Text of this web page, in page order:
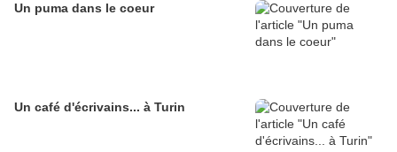
Un puma dans le coeur
Un café d'écrivains... à Turin